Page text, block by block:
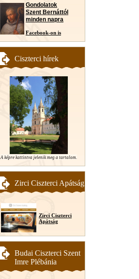
Gondolatok
Szent Bernáttól
minden napra
Facebook-on is
Ciszterci hírek
A képre kattintva jelenik meg a tartalom.
Zirci Ciszterci Apátság
Zirci Ciszterci
Apátság
Budai Ciszterci Szent
Imre Plébánia